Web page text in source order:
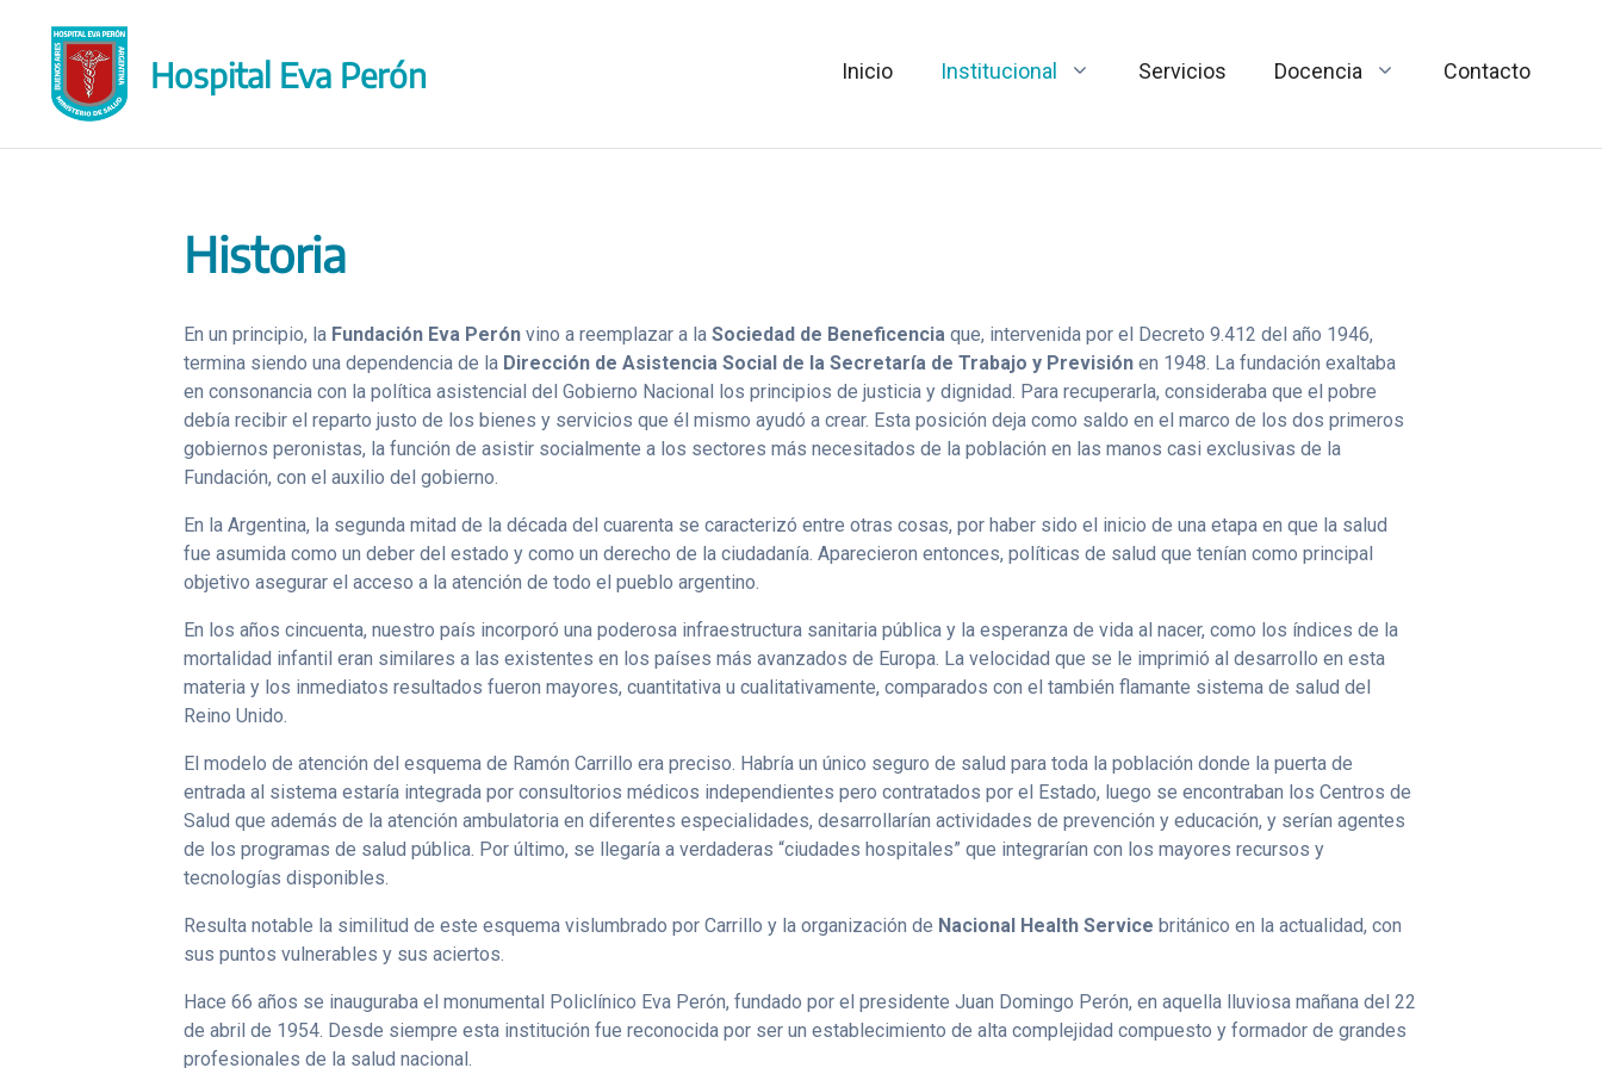
contenido
Hospital Eva Perón Inicio Institucional Servicios Docencia Contacto
Historia
En un principio, la Fundación Eva Perón vino a reemplazar a la Sociedad de Beneficencia que, intervenida por el Decreto 9.412 del año 1946,
termina siendo una dependencia de la Dirección de Asistencia Social de la Secretaría de Trabajo y Previsión en 1948. La fundación exaltaba
en consonancia con la política asistencial del Gobierno Nacional los principios de justicia y dignidad. Para recuperarla, consideraba que el pobre
debía recibir el reparto justo de los bienes y servicios que él mismo ayudó a crear. Esta posición deja como saldo en el marco de los dos primeros
gobiernos peronistas, la función de asistir socialmente a los sectores más necesitados de la población en las manos casi exclusivas de la
Fundación, con el auxilio del gobierno.
En la Argentina, la segunda mitad de la década del cuarenta se caracterizó entre otras cosas, por haber sido el inicio de una etapa en que la salud
fue asumida como un deber del estado y como un derecho de la ciudadanía. Aparecieron entonces, políticas de salud que tenían como principal
objetivo asegurar el acceso a la atención de todo el pueblo argentino.
En los años cincuenta, nuestro país incorporó una poderosa infraestructura sanitaria pública y la esperanza de vida al nacer, como los índices de la
mortalidad infantil eran similares a las existentes en los países más avanzados de Europa. La velocidad que se le imprimió al desarrollo en esta
materia y los inmediatos resultados fueron mayores, cuantitativa u cualitativamente, comparados con el también flamante sistema de salud del
Reino Unido.
El modelo de atención del esquema de Ramón Carrillo era preciso. Habría un único seguro de salud para toda la población donde la puerta de
entrada al sistema estaría integrada por consultorios médicos independientes pero contratados por el Estado, luego se encontraban los Centros de
Salud que además de la atención ambulatoria en diferentes especialidades, desarrollarían actividades de prevención y educación, y serían agentes
de los programas de salud pública. Por último, se llegaría a verdaderas “ciudades hospitales” que integrarían con los mayores recursos y
tecnologías disponibles.
Resulta notable la similitud de este esquema vislumbrado por Carrillo y la organización de Nacional Health Service británico en la actualidad, con
sus puntos vulnerables y sus aciertos.
Hace 66 años se inauguraba el monumental Policlínico Eva Perón, fundado por el presidente Juan Domingo Perón, en aquella lluviosa mañana del 22
de abril de 1954. Desde siempre esta institución fue reconocida por ser un establecimiento de alta complejidad compuesto y formador de grandes
profesionales de la salud nacional.